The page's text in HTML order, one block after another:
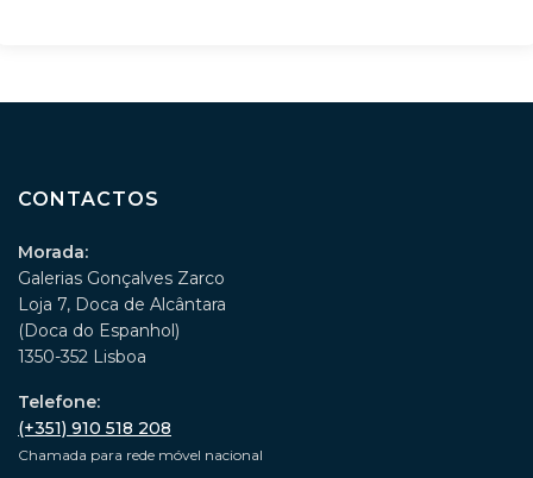
CONTACTOS
Morada:
Galerias Gonçalves Zarco
Loja 7, Doca de Alcântara
(Doca do Espanhol)
1350-352 Lisboa
Telefone:
(+351) 910 518 208
Chamada para rede móvel nacional